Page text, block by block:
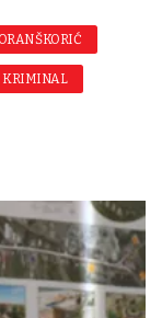
ŠKORIĆ
KRIMINAL